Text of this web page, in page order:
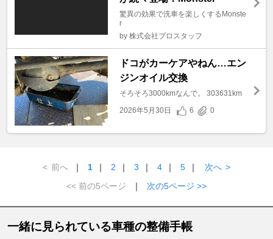
驚異の効果で洗車を楽しくするMonste
r
by 株式会社プロスタッフ
ドコがカーケアやねん…エン
ジンオイル交換
そろそろ3000kmなんで。 303631km
2026年5月30日
6 0
< 前へ ｜ 1 ｜ 2 ｜ 3 ｜ 4 ｜ 5 ｜ 次へ >
<< 前の5ページ
｜ 次の5ページ >>
一緒に見られている車種の整備手帳